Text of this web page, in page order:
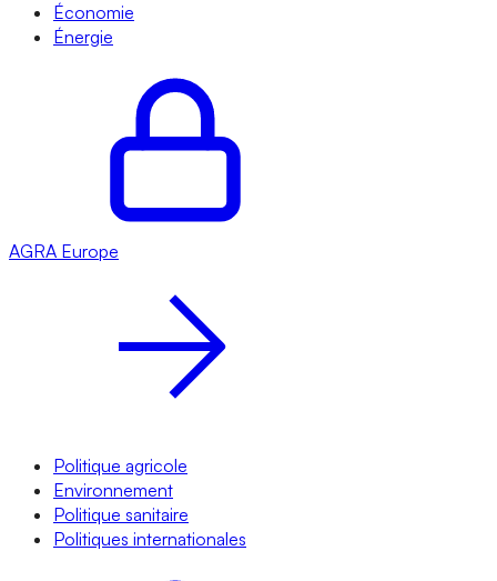
Économie
Énergie
AGRA Europe
Politique agricole
Environnement
Politique sanitaire
Politiques internationales